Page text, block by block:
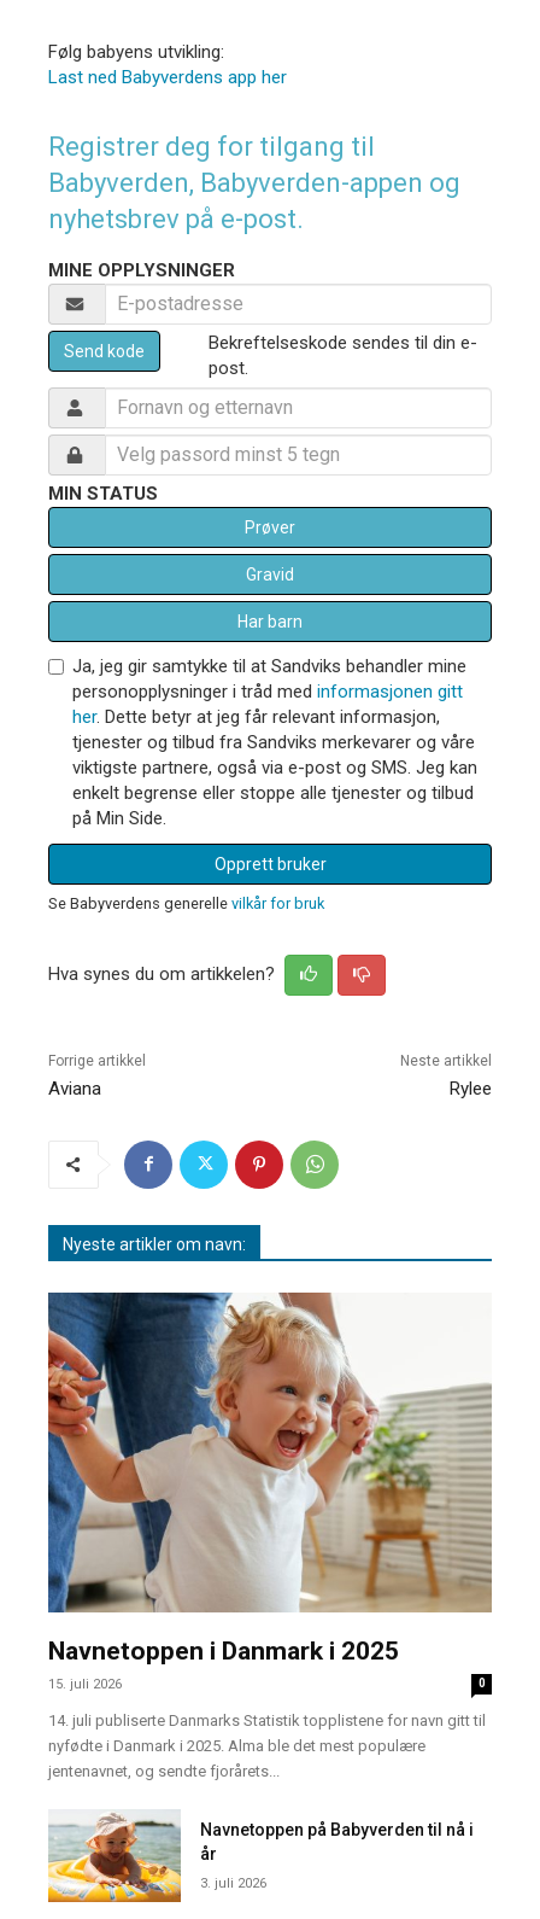
Følg babyens utvikling:
Last ned Babyverdens app her
Registrer deg for tilgang til
Babyverden, Babyverden-appen og
nyhetsbrev på e-post.
MINE OPPLYSNINGER
Send kode
Bekreftelseskode sendes til din e-
post.
MIN STATUS
Prøver
Gravid
Har barn
Ja, jeg gir samtykke til at Sandviks behandler mine
personopplysninger i tråd med informasjonen gitt
her. Dette betyr at jeg får relevant informasjon,
tjenester og tilbud fra Sandviks merkevarer og våre
viktigste partnere, også via e-post og SMS. Jeg kan
enkelt begrense eller stoppe alle tjenester og tilbud
på Min Side.
Opprett bruker
Se Babyverdens generelle vilkår for bruk
Hva synes du om artikkelen?
Forrige artikkel
Aviana
Neste artikkel
Rylee
Nyeste artikler om navn:
Navnetoppen i Danmark i 2025
15. juli 2026 0
14. juli publiserte Danmarks Statistik topplistene for navn gitt til
nyfødte i Danmark i 2025. Alma ble det mest populære
jentenavnet, og sendte fjorårets...
Navnetoppen på Babyverden til nå i
år
3. juli 2026